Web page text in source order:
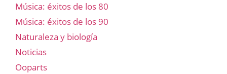
Música: éxitos de los 80
Música: éxitos de los 90
Naturaleza y biología
Noticias
Ooparts